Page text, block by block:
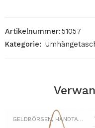
Artikelnummer:51057
Kategorie:
GELDBÖRSEN, HANDTASCHEN